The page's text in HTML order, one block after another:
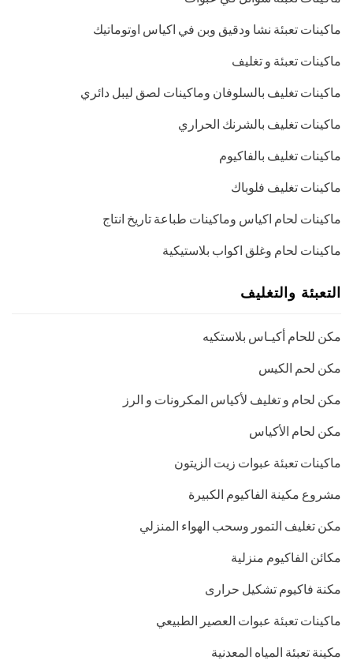
ماكينات تعبئة نشا ودقيق وبن في اكياس اوتوماتيك
ماكينات تعبئة و تغليف
ماكينات تغليف بالسلوفان وماكينات لصق ليبل دائري
ماكينات تغليف بالشرنك الحراري
ماكينات تغليف بالفاكيوم
ماكينات تغليف فلوباك
ماكينات لحام اكياس وماكينات طباعة تاريخ انتاج
ماكينات لحام وغلق اكواب بلاستيكية
التعبئة والتغليف
مكن للحام أكيـاس بلاستكيه
مكن لحم الكيس
مكن لحام و تغليف لأكياس المكرونات و الرز
مكن لحام الأكياس
ماكينات تعبئة عبوات زيت الزيتون
مشروع مكينة الفاكيوم الكبيرة
مكن تغليف التمور وسحب الهواء المنزلي
مكائن الفاكيوم منزلية
مكنة فاكيوم تشكيل حرارى
ماكينات تعبئة عبوات العصير الطبيعي
مكينة تعبئة المياه المعدنية